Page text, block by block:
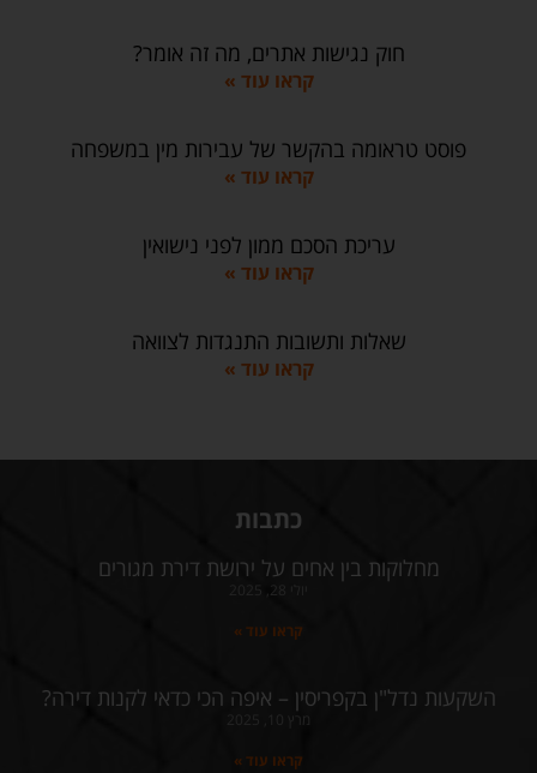
חוק נגישות אתרים, מה זה אומר?
קראו עוד »
פוסט טראומה בהקשר של עבירות מין במשפחה
קראו עוד »
עריכת הסכם ממון לפני נישואין
קראו עוד »
שאלות ותשובות התנגדות לצוואה
קראו עוד »
כתבות
מחלוקות בין אחים על ירושת דירת מגורים
קראו עוד »
השקעות נדל"ן בקפריסין – איפה הכי כדאי לקנות דירה?
קראו עוד »